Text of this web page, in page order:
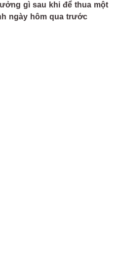
gì sau khi để thua một
ngày hôm qua trước